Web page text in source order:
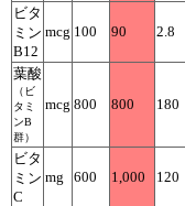
ビタ
ミン
B12
mcg 100 90 2.8
葉酸
（ビ
タミ
ンB
群）
mcg 800 800 180
ビタ
ミン
C
mg 600 1,000 120